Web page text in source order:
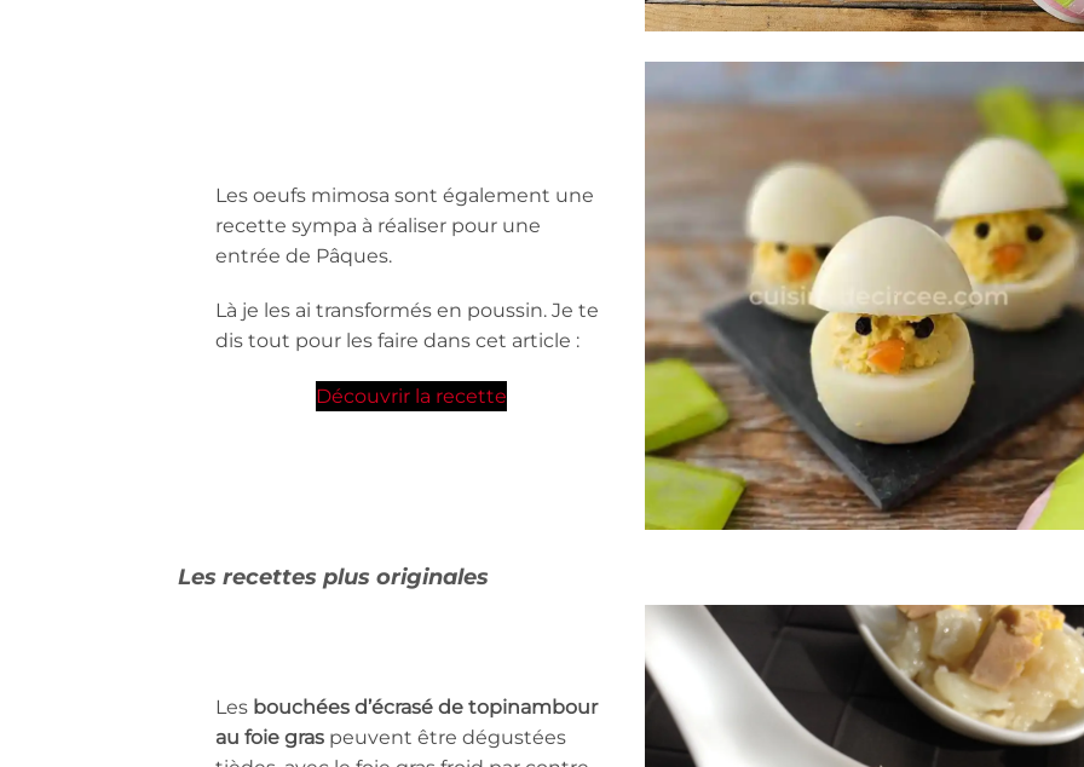
Les oeufs mimosa sont également une
recette sympa à réaliser pour une
entrée de Pâques.
Là je les ai transformés en poussin. Je te
dis tout pour les faire dans cet article :
Découvrir la recette
Les recettes plus originales
Les bouchées d’écrasé de topinambour
au foie graspeuvent être dégustées